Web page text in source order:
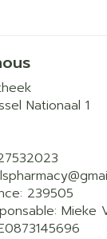
Nationaal 1
239505
Mieke